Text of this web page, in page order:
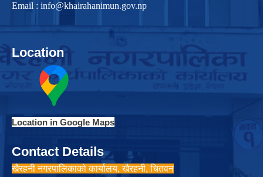
Email : info@khairahanimun.gov.np
Location
Location in Google Maps
Contact Details
खैरहनी नगरपालिकाको कार्यालय, खैरहनी, चितवन